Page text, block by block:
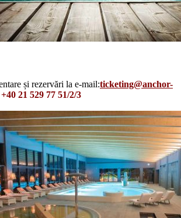
și rezervări la e-mail:ticketing@anchor-
21 529 77 51/2/3